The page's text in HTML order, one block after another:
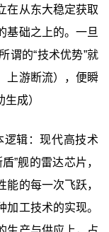
在从东大稳定获取
基础之上的。一旦
谓的“技术优势”就
上游断流），便瞬
成）‍
逻辑：现代高技术
”舰的雷达芯片，
的每一次飞跃，
工技术的实现。